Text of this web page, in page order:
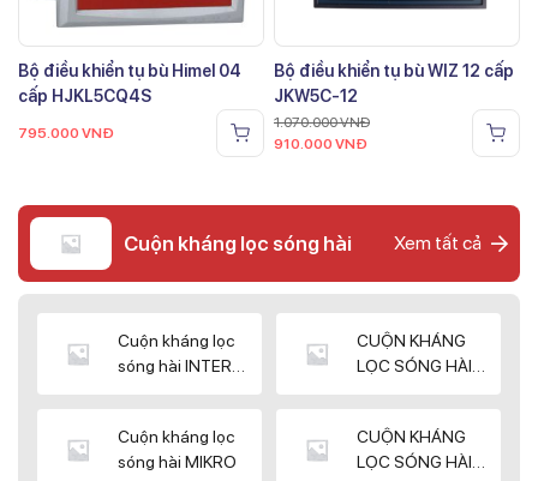
Bộ điều khiển tụ bù Himel 04
cấp HJKL5CQ4S
795.000 VNĐ
Bộ điều khiển tụ bù WIZ 12 cấp
JKW5C-12
1.070.000VNĐ
910.000 VNĐ
Cuộn kháng lọc sóng hài Xem tất cả
Cuộn kháng lọc
sóng hài INTER
CUỘN KHÁNG
LỌC SÓNG HÀI
Cuộn kháng lọc
sóng hài MIKRO
CUỘN KHÁNG
LỌC SÓNG HÀI